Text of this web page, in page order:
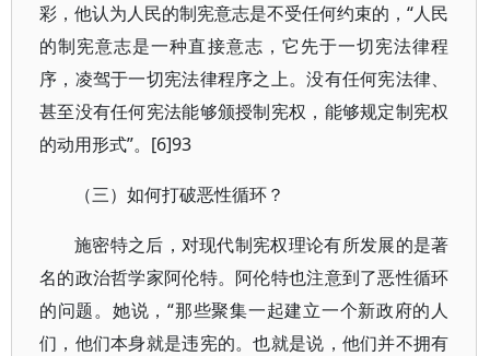
彩，他认为人民的制宪意志是不受任何约束的，“人民
的制宪意志是一种直接意志，它先于一切宪法律程
序，凌驾于一切宪法律程序之上。没有任何宪法律、
甚至没有任何宪法能够颁授制宪权，能够规定制宪权
的动用形式”。[6]93
（三）如何打破恶性循环？
施密特之后，对现代制宪权理论有所发展的是著
名的政治哲学家阿伦特。阿伦特也注意到了恶性循环
的问题。她说，“那些聚集一起建立一个新政府的人
们，他们本身就是违宪的。也就是说，他们并不拥有